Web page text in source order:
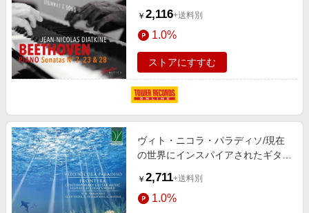
￥ 2,116+送料別
1.0%
ストアにすすむ
ヴィト・ニコラ・パラディソ/現在
の世界にインスパイアされたギター
ロンテラ[C00399]
￥ 2,711+送料別
1.0%